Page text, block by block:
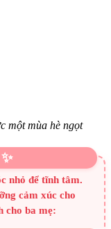
một mùa hè ngọt
nhỏ để tĩnh tâm.
cảm xúc cho
cho ba mẹ: